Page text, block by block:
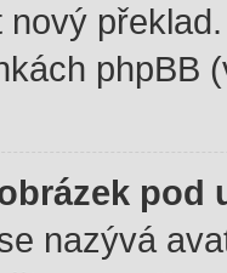
nový
phpBB
pod
nazývá